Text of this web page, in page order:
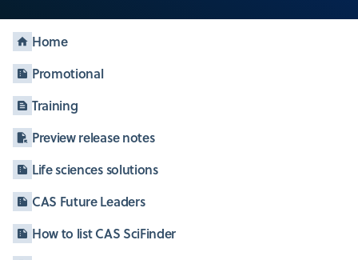
Home
Promotional
Training
Preview release notes
Life sciences solutions
CAS Future Leaders
How to list CAS SciFinder